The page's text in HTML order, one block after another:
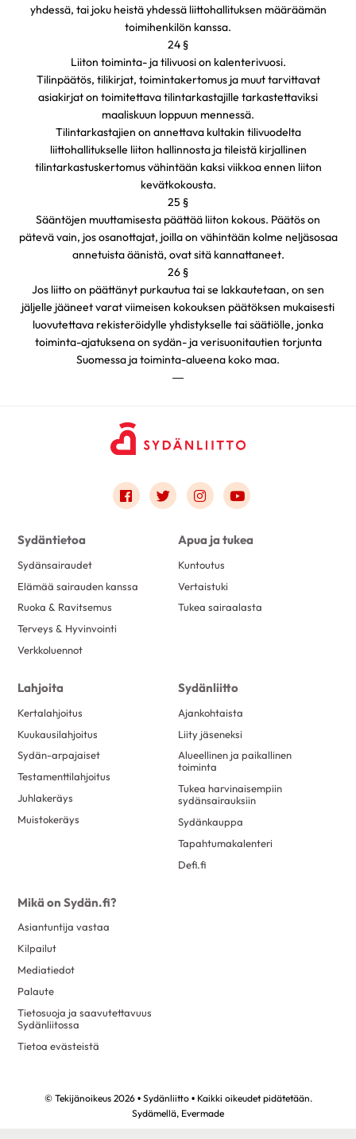
yhdessä, tai joku heistä yhdessä liittohallituksen määräämän
toimihenkilön kanssa.
24 §
Liiton toiminta- ja tilivuosi on kalenterivuosi.
Tilinpäätös, tilikirjat, toimintakertomus ja muut tarvittavat
asiakirjat on toimitettava tilintarkastajille tarkastettaviksi
maaliskuun loppuun mennessä.
Tilintarkastajien on annettava kultakin tilivuodelta
liittohallitukselle liiton hallinnosta ja tileistä kirjallinen
tilintarkastuskertomus vähintään kaksi viikkoa ennen liiton
kevätkokousta.
25 §
Sääntöjen muuttamisesta päättää liiton kokous. Päätös on
pätevä vain, jos osanottajat, joilla on vähintään kolme neljäsosaa
annetuista äänistä, ovat sitä kannattaneet.
26 §
Jos liitto on päättänyt purkautua tai se lakkautetaan, on sen
jäljelle jääneet varat viimeisen kokouksen päätöksen mukaisesti
luovutettava rekisteröidylle yhdistykselle tai säätiölle, jonka
toiminta-ajatuksena on sydän- ja verisuonitautien torjunta
Suomessa ja toiminta-alueena koko maa.
—
Link to facebook
Link to twitter
Link to instagram
Link to youtube
Sydäntietoa
Sydänsairaudet
Elämää sairauden kanssa
Ruoka & Ravitsemus
Terveys & Hyvinvointi
Verkkoluennot
Apua ja tukea
Kuntoutus
Vertaistuki
Tukea sairaalasta
Lahjoita
Kertalahjoitus
Kuukausilahjoitus
Sydän-arpajaiset
Testamenttilahjoitus
Juhlakeräys
Muistokeräys
Sydänliitto
Ajankohtaista
Liity jäseneksi
Alueellinen ja paikallinen
toiminta
Tukea harvinaisempiin
sydänsairauksiin
Sydänkauppa
Tapahtumakalenteri
Defi.fi
Mikä on Sydän.fi?
Asiantuntija vastaa
Kilpailut
Mediatiedot
Palaute
Tietosuoja ja saavutettavuus
Sydänliitossa
Tietoa evästeistä
© Tekijänoikeus 2026 • Sydänliitto • Kaikki oikeudet pidätetään.
Sydämellä, Evermade